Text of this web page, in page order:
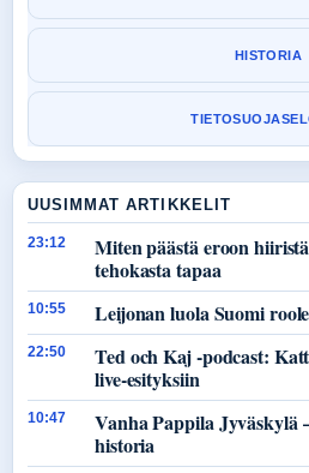
HISTORIA
UUSIMMAT ARTIKKELIT
23:12
Miten päästä eroon
tehokasta tapaa
10:55 Leijonan luola Suomi
22:50
Ted och Kaj -podcast:
live-esityksiin
10:47
Vanha Pappila Jyväskylä
historia